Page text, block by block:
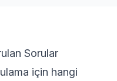
Sorular
için hangi